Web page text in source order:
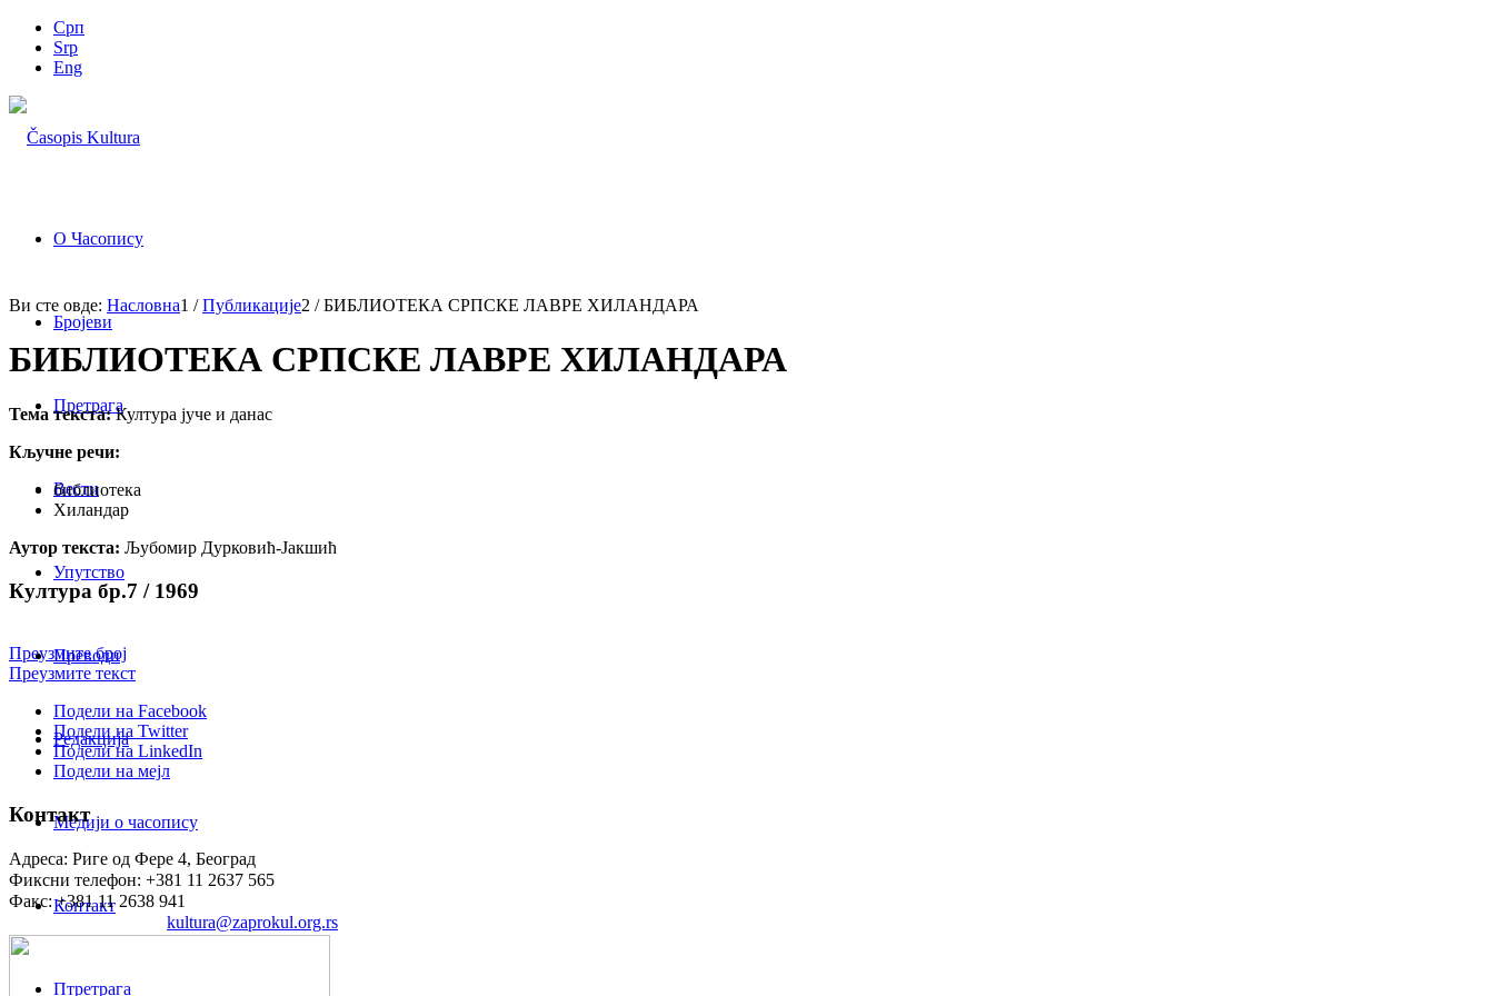
Срп
Srp
Eng
О Часопису
Бројеви
Претрага
Вести
Упутство
Преводи
Редакција
Медији о часопису
Контакт
Птретрага
Ви сте овде: Насловна1 / Публикације2 / БИБЛИОТЕКА СРПСКЕ ЛАВРЕ ХИЛАНДАРА
БИБЛИОТЕКА СРПСКЕ ЛАВРЕ ХИЛАНДАРА
Тема текста:Култура јуче и данас
Кључне речи:
библиотека
Хиландар
Аутор текста: Љубомир Дурковић-Јакшић
Култура бр.7 / 1969
Преузмите број
Преузмите текст
Подели на Facebook
Подели на Twitter
Подели на LinkedIn
Подели на мејл
Контакт
Адреса: Риге од Фере 4, Београд
Фиксни телефон: +381 11 2637 565
Факс: +381 11 2638 941
kultura@zaprokul.org.rs